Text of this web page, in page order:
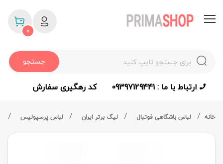
جستجو
0
ارتباط با ما : 09397129441 کد رهگیری سفارش
خانه لباس باشگاهی فوتبال لیگ برتر ایران لباس پرسپولیس